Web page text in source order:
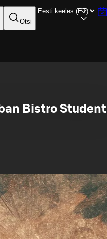
Otsi
Bistro Student